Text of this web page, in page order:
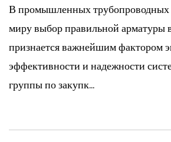
В промышленных трубопроводных
миру выбор правильной арматуры
признается важнейшим фактором
эффективности и надежности
группы по закупк...